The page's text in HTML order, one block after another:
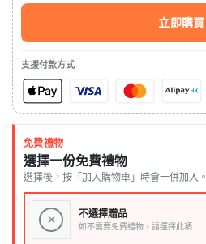
立即購買
支援付款方式
免費禮物
選擇一份免費禮物
選擇後，按「加入購物車」時會一併加入。
× 不選擇贈品
如不需要免費禮物，請選擇此項